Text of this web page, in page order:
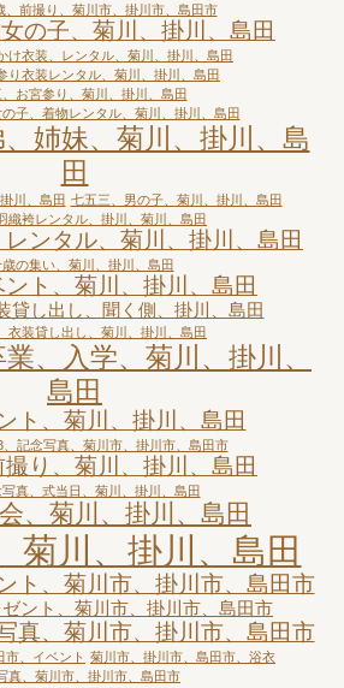
、前撮り、菊川市、掛川市、島田市
の子、菊川、掛川、島田
け衣装、レンタル、菊川、掛川、島田
り衣装レンタル、菊川、掛川、島田
お宮参り、菊川、掛川、島田
子、着物レンタル、菊川、掛川、島田
姉妹、菊川、掛川、島
田
川、島田 七五三、男の子、菊川、掛川、島田
織袴レンタル、掛川、菊川、島田
ンタル、菊川、掛川、島田
歳の集い、菊川、掛川、島田
ト、菊川、掛川、島田
貸し出し、聞く側、掛川、島田
衣装貸し出し、菊川、掛川、島田
、入学、菊川、掛川、
島田
ト、菊川、掛川、島田
、記念写真、菊川市、掛川市、島田市
り、菊川、掛川、島田
真、式当日、菊川、掛川、島田
、菊川、掛川、島田
菊川、掛川、島田
ト、菊川市、掛川市、島田市
ント、菊川市、掛川市、島田市
真、菊川市、掛川市、島田市
市、イベント 菊川市、掛川市、島田市、浴衣
真、菊川市、掛川市、島田市